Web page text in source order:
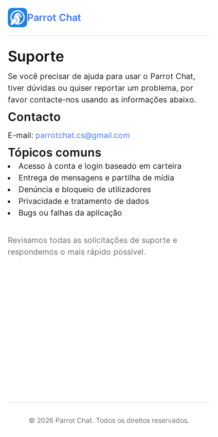
Parrot Chat
Suporte
Se você precisar de ajuda para usar o Parrot Chat,
tiver dúvidas ou quiser reportar um problema, por
favor contacte-nos usando as informações abaixo.
Contacto
E-mail: parrotchat.cs@gmail.com
Tópicos comuns
Acesso à conta e login baseado em carteira
Entrega de mensagens e partilha de mídia
Denúncia e bloqueio de utilizadores
Privacidade e tratamento de dados
Bugs ou falhas da aplicação
Revisamos todas as solicitações de suporte e
respondemos o mais rápido possível.
© 2026 Parrot Chat. Todos os direitos reservados.